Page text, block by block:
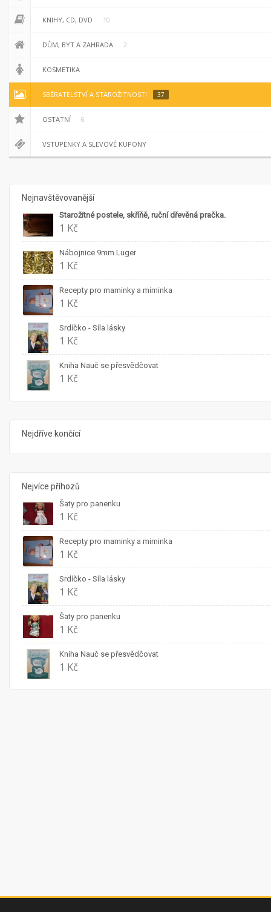
KNIHY, CD, DVD 10
DŮM, BYT A ZAHRADA 2
KOSMETIKA
SBĚRATELSTVÍ A STAROŽITNOSTI 37
OSTATNÍ 6
VSTUPENKY A SLEVOVÉ KUPONY
Nejnavštěvovanější
Starožitné postele, skříňě, ruční dřevěná pračka.
1 Kč
Nábojnice 9mm Luger
1 Kč
Recepty pro maminky a miminka
1 Kč
Srdíčko - Síla lásky
1 Kč
Kniha Nauč se přesvědčovat
1 Kč
Nejdříve končící
Nejvíce příhozů
Šaty pro panenku
1 Kč
Recepty pro maminky a miminka
1 Kč
Srdíčko - Síla lásky
1 Kč
Šaty pro panenku
1 Kč
Kniha Nauč se přesvědčovat
1 Kč